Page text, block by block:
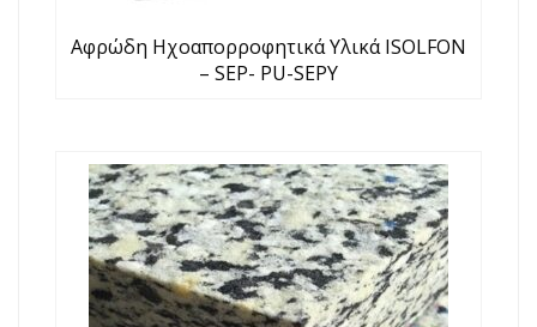
Αφρώδη Ηχοαπορροφητικά Υλικά ISOLFON
– SEP- PU-SEPY